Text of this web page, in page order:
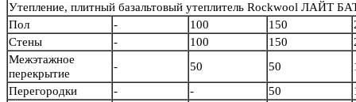
Утепление, плитный базальтовый утеплитель Rockwool ЛАЙТ
Пол
- 100 150
Стены
- 100 150
Межэтажное
перекрытие
- 50 50
Перегородки
- - 50